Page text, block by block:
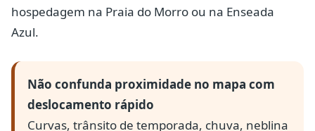
hospedagem na Praia do Morro ou na Enseada
Azul.
Não confunda proximidade no mapa com
deslocamento rápido
Curvas, trânsito de temporada, chuva, neblina